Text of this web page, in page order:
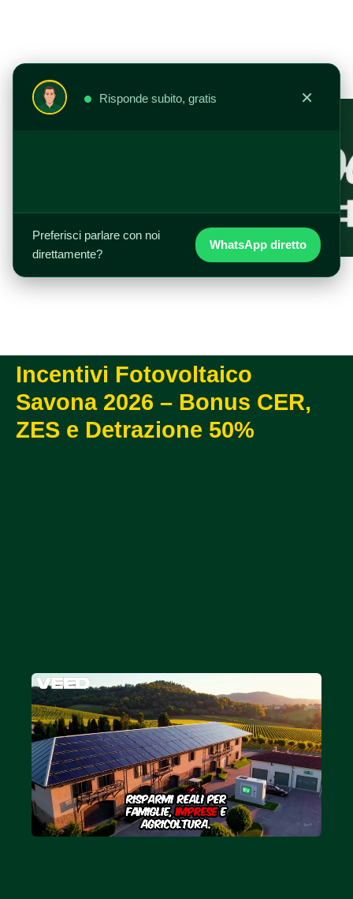
Risponde subito, gratis ×
Preferisci parlare con noi
direttamente?
WhatsApp diretto
Incentivi Fotovoltaico
Savona 2026 – Bonus CER,
ZES e Detrazione 50%